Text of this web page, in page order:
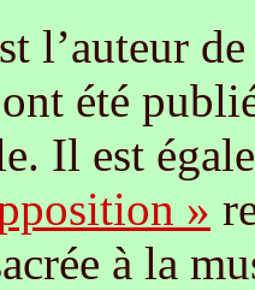
l’auteur
été
Il est
»
à la